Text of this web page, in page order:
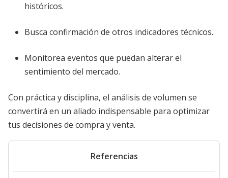
históricos.
Busca confirmación de otros indicadores técnicos.
Monitorea eventos que puedan alterar el
sentimiento del mercado.
Con práctica y disciplina, el análisis de volumen se
convertirá en un aliado indispensable para optimizar
tus decisiones de compra y venta.
Referencias